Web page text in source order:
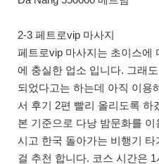
2-3 페트로vip 마사지
페트로vip 마사지는 초이스에
에 충실한 업소 입니다. 그래
되었다고는 하는데 아직 이용
서 후기 2편 빨리 올리도록 하
본 기준으로 다낭 밤문화를
시고 한국 돌아가는 비행기
걸 추천 합니다. 코스 시간은